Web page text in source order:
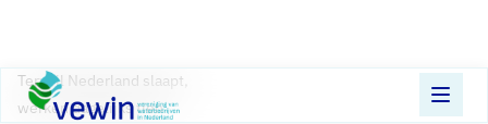
Direct naar content
Terug naar de startpagina
​Terwijl Nederland slaapt,
werken dagelijks tien